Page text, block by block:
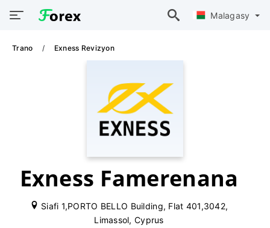
Malagasy
Trano Exness Revizyon
Exness Famerenana
Siafi 1,PORTO BELLO Building, Flat 401,3042,
Limassol, Cyprus